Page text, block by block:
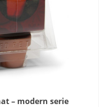
– modern serie